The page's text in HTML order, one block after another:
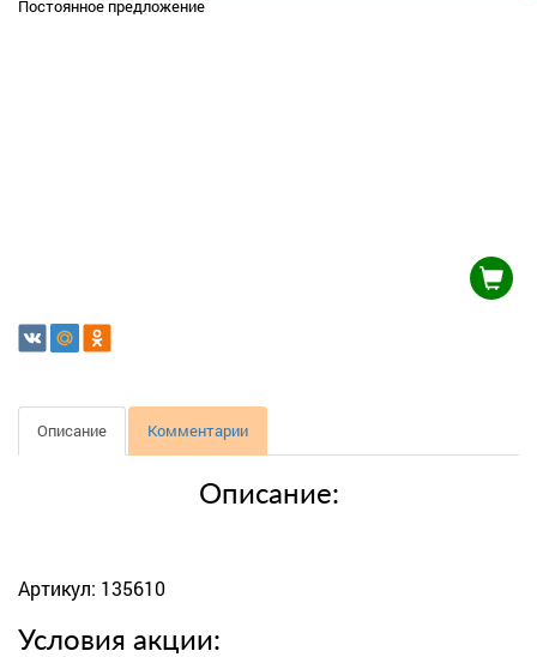
Постоянное предложение
Описание Комментарии
Описание:
Артикул: 135610
Условия акции: